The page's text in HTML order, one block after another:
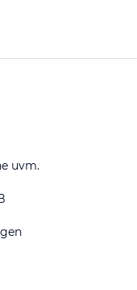
uvm.